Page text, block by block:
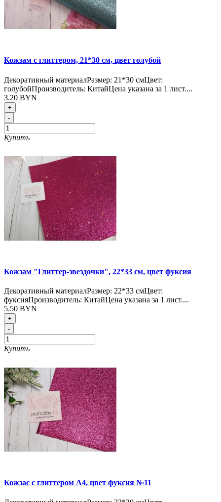
Кожзам с глиттером, 21*30 см, цвет голубой
Декоративный материалРазмер: 21*30 смЦвет:
голубойПроизводитель: КитайЦена указана за 1 лист....
3.20 BYN
+
-
Купить
Кожзам "Глиттер-звездочки", 22*33 см, цвет фуксия
Декоративный материалРазмер: 22*33 смЦвет:
фуксияПроизводитель: КитайЦена указана за 1 лист....
5.50 BYN
+
-
Купить
Кожзас с глиттером А4, цвет фуксия №11